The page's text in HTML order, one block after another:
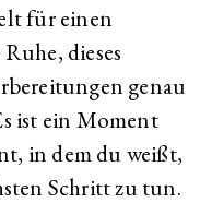
für einen
dieses
genau
ist ein Moment
in dem du weißt,
Schritt zu tun.